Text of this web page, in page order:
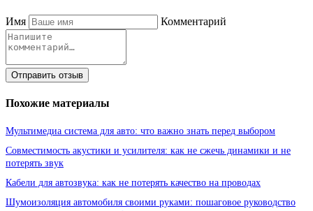
Имя Комментарий
Отправить отзыв
Похожие материалы
Мультимедиа система для авто: что важно знать перед выбором
Совместимость акустики и усилителя: как не сжечь динамики и не
потерять звук
Кабели для автозвука: как не потерять качество на проводах
Шумоизоляция автомобиля своими руками: пошаговое руководство